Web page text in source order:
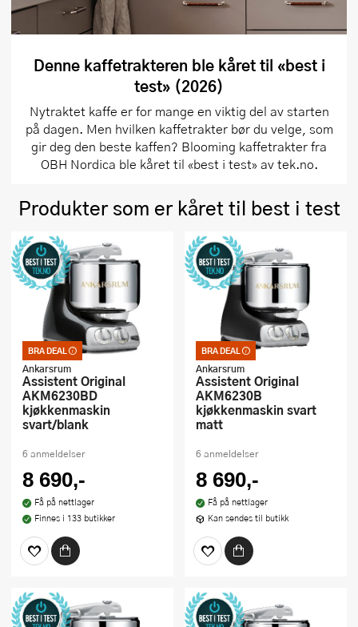
Denne kaffetrakteren ble kåret til «best i
test» (2026)
Nytraktet kaffe er for mange en viktig del av starten
på dagen. Men hvilken kaffetrakter bør du velge, som
gir deg den beste kaffen? Blooming kaffetrakter fra
OBH Nordica ble kåret til «best i test» av tek.no.
Produkter som er kåret til best i test
BRA DEAL
Bra deal – merkelappen
som garanterer et godt
kjøp. Kan ikke kombineres
med kuponger eller andre
tilbud
Ankarsrum
Assistent Original
AKM6230BD
kjøkkenmaskin
svart/blank
6 anmeldelser
8 690,-
Få på nettlager
Finnes i 133 butikker
BRA DEAL
Bra deal – merkelappen
som garanterer et godt
kjøp. Kan ikke kombineres
med kuponger eller andre
tilbud
Ankarsrum
Assistent Original
AKM6230B
kjøkkenmaskin svart
matt
6 anmeldelser
8 690,-
Få på nettlager
Kan sendes til butikk